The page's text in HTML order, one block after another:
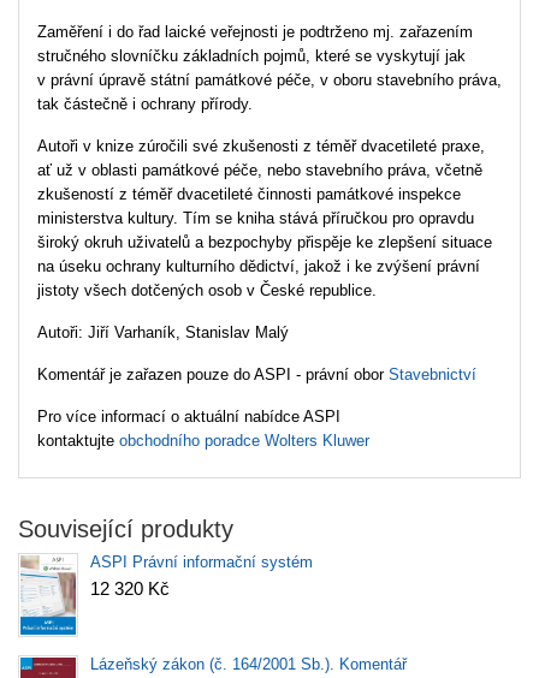
Zaměření i do řad laické veřejnosti je podtrženo mj. zařazením
stručného slovníčku základních pojmů, které se vyskytují jak
v právní úpravě státní památkové péče, v oboru stavebního práva,
tak částečně i ochrany přírody.
Autoři v knize zúročili své zkušenosti z téměř dvacetileté praxe,
ať už v oblasti památkové péče, nebo stavebního práva, včetně
zkušeností z téměř dvacetileté činnosti památkové inspekce
ministerstva kultury. Tím se kniha stává příručkou pro opravdu
široký okruh uživatelů a bezpochyby přispěje ke zlepšení situace
na úseku ochrany kulturního dědictví, jakož i ke zvýšení právní
jistoty všech dotčených osob v České republice.
Autoři: Jiří Varhaník, Stanislav Malý
Komentář je zařazen pouze do ASPI - právní obor Stavebnictví
Pro více informací o aktuální nabídce ASPI
kontaktujte obchodního poradce Wolters Kluwer
Související produkty
ASPI Právní informační systém
12 320 Kč
Lázeňský zákon (č. 164/2001 Sb.). Komentář